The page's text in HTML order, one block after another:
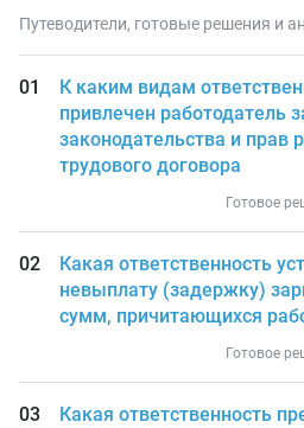
Путеводители, готовые решения и
К каким видам
привлечен работодатель
законодательства и прав
трудового договора
Готовое
Какая ответственность
невыплату (задержку)
сумм, причитающихся
Готовое
Какая ответственность